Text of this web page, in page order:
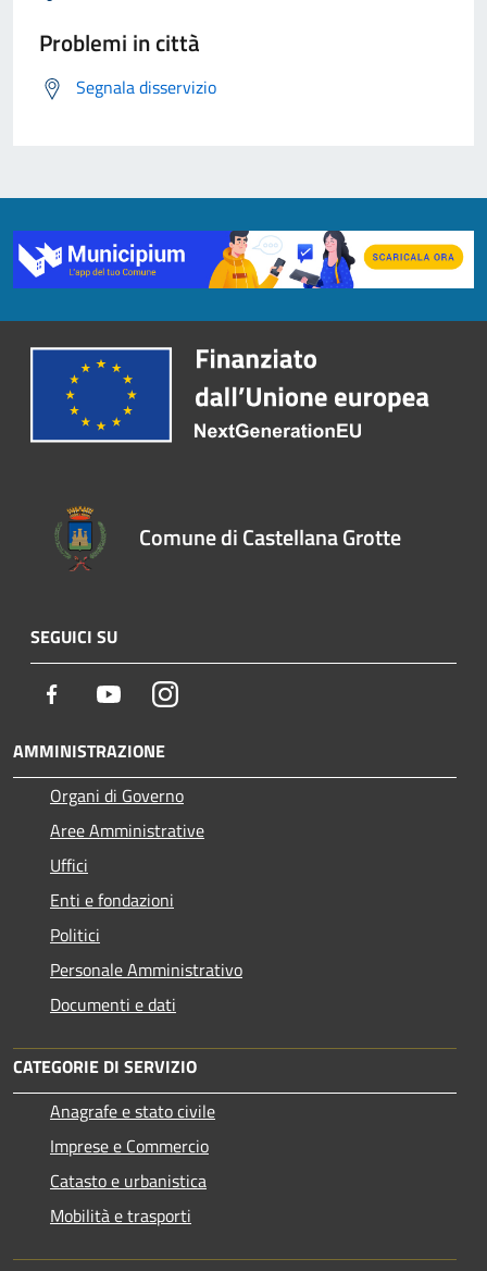
Problemi in città
Segnala disservizio
Comune di Castellana Grotte
SEGUICI SU
Facebook YoutubeInstagram
AMMINISTRAZIONE
Organi di Governo
Aree Amministrative
Uffici
Enti e fondazioni
Politici
Personale Amministrativo
Documenti e dati
CATEGORIE DI SERVIZIO
Anagrafe e stato civile
Imprese e Commercio
Catasto e urbanistica
Mobilità e trasporti